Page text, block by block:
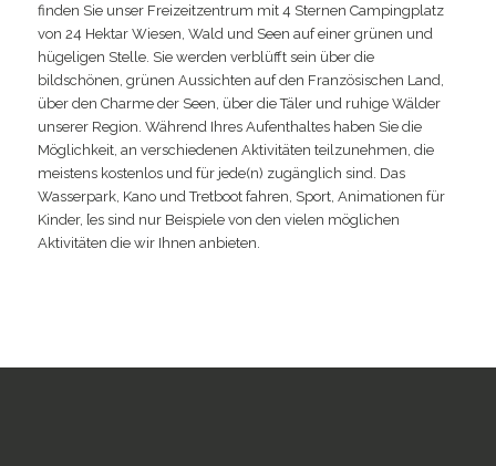
finden Sie unser Freizeitzentrum mit 4 Sternen Campingplatz
von 24 Hektar Wiesen, Wald und Seen auf einer grünen und
hügeligen Stelle. Sie werden verblüfft sein über die
bildschönen, grünen Aussichten auf den Französischen Land,
über den Charme der Seen, über die Täler und ruhige Wälder
unserer Region. Während Ihres Aufenthaltes haben Sie die
Möglichkeit, an verschiedenen Aktivitäten teilzunehmen, die
meistens kostenlos und für jede(n) zugänglich sind. Das
Wasserpark, Kano und Tretboot fahren, Sport, Animationen für
Kinder, [es sind nur Beispiele von den vielen möglichen
Aktivitäten die wir Ihnen anbieten.